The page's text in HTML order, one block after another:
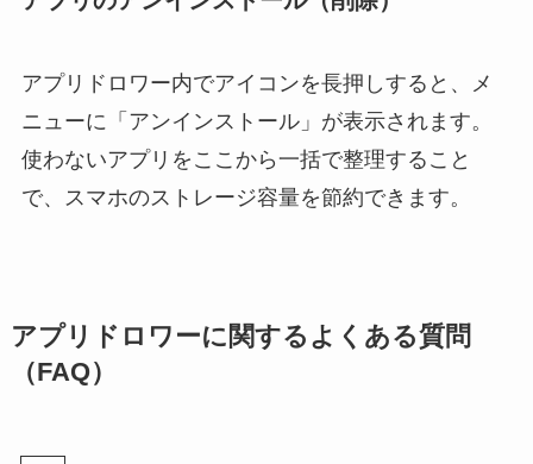
アプリドロワー内でアイコンを長押しすると、メ
ニューに「アンインストール」が表示されます。
使わないアプリをここから一括で整理すること
で、スマホのストレージ容量を節約できます。
アプリドロワーに関するよくある質問
（FAQ）